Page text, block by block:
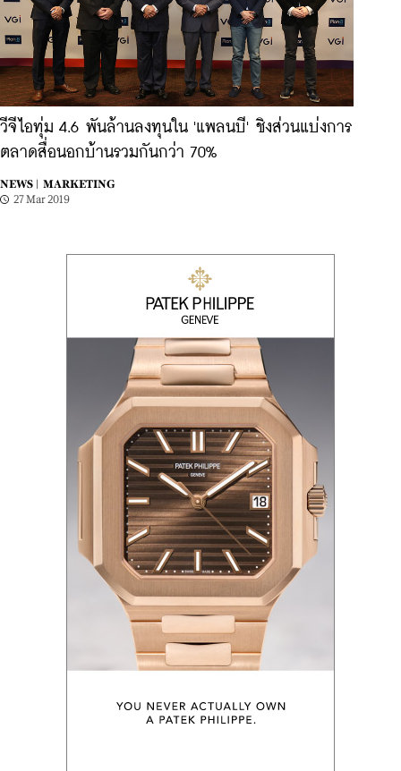
วีจีไอทุ่ม 4.6 พันล้านลงทุนใน 'แพลนบี' ชิงส่วนแบ่งการ
ตลาดสื่อนอกบ้านรวมกันกว่า 70%
NEWS |
MARKETING
27 Mar 2019